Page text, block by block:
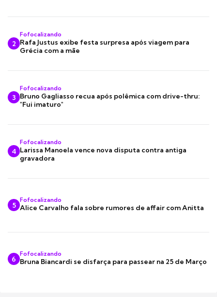
2
Fofocalizando
Rafa Justus exibe festa surpresa após viagem para
Grécia com a mãe
3
Fofocalizando
Bruno Gagliasso recua após polêmica com drive-thru:
"Fui imaturo"
4
Fofocalizando
Larissa Manoela vence nova disputa contra antiga
gravadora
5
Fofocalizando
Alice Carvalho fala sobre rumores de affair com Anitta
6
Fofocalizando
Bruna Biancardi se disfarça para passear na 25 de Março